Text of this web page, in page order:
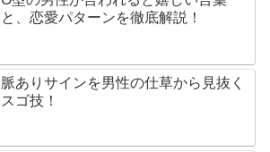
と、恋愛パターンを徹底解説！
脈ありサインを男性の仕草から見抜く
スゴ技！